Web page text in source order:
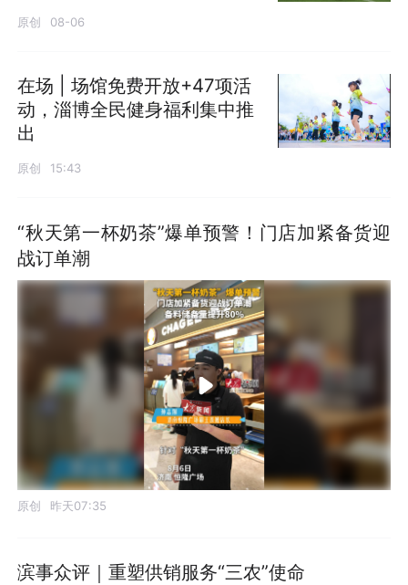
原创 08-06
在场 | 场馆免费开放+47项活
动，淄博全民健身福利集中推
出
原创 15:43
“秋天第一杯奶茶”爆单预警！门店加紧备货迎
战订单潮
原创 昨天07:35
滨事众评｜重塑供销服务“三农”使命